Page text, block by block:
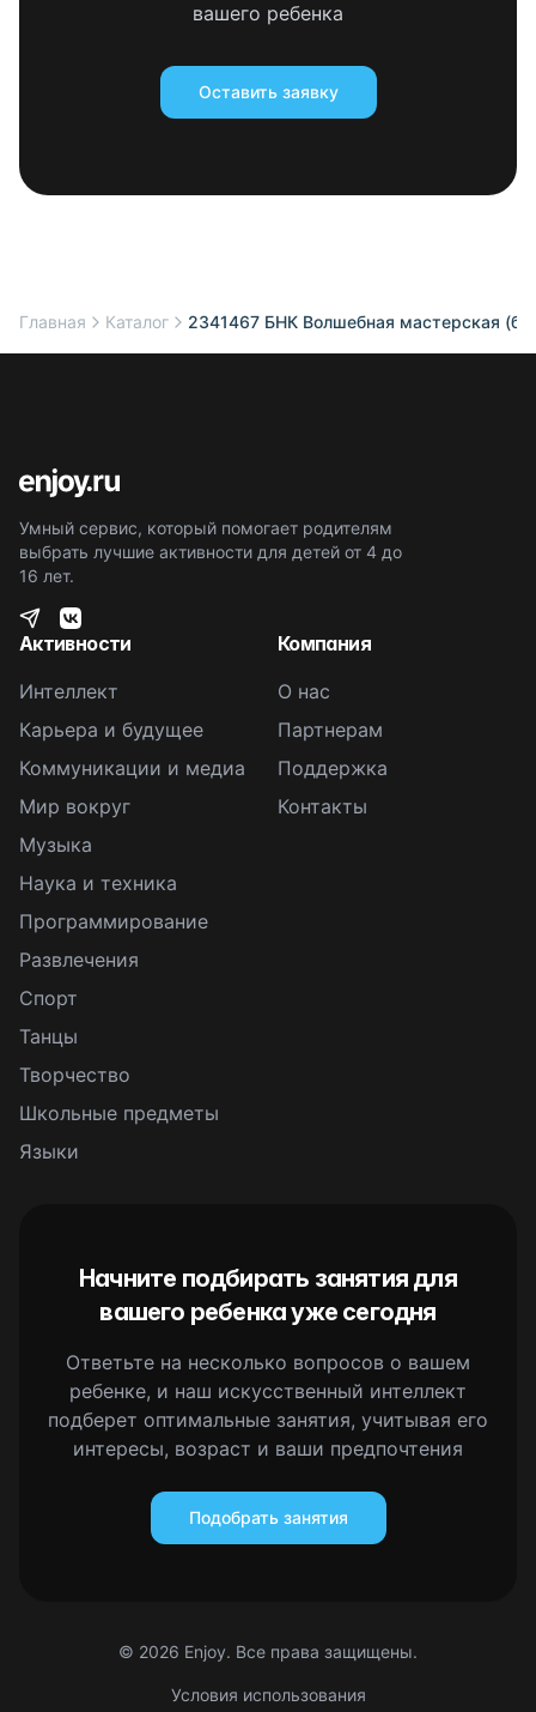
вашего ребенка
Оставить заявку
Главная Каталог 2341467 БНК Волшебная мастерская
Умный сервис, который помогает родителям
выбрать лучшие активности для детей от 4 до
16 лет.
Активности
Интеллект
Карьера и будущее
Коммуникации и медиа
Мир вокруг
Музыка
Наука и техника
Программирование
Развлечения
Спорт
Танцы
Творчество
Школьные предметы
Языки
Компания
О нас
Партнерам
Поддержка
Контакты
Начните подбирать занятия для
вашего ребенка уже сегодня
Ответьте на несколько вопросов о вашем
ребенке, и наш искусственный интеллект
подберет оптимальные занятия, учитывая его
интересы, возраст и ваши предпочтения
Подобрать занятия
© 2026 Enjoy. Все права защищены.
Условия использования